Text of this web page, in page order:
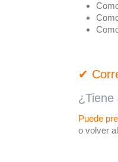
✔
¿Tiene
Puede
o volver al